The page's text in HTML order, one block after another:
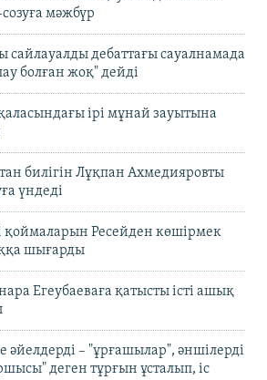
мәжбүр
сайлауалды дебаттағы сауалнамада
болған жоқ" дейді
ірі мұнай зауытына
билігін Лұқпан Ахмедияровты
үндеді
қоймаларын Ресейден көшірмек
шығарды
Егеубаеваға қатысты істі ашық
әйелдерді – "ұрғашылар", әншілерді
деген тұрғын ұсталып, іс